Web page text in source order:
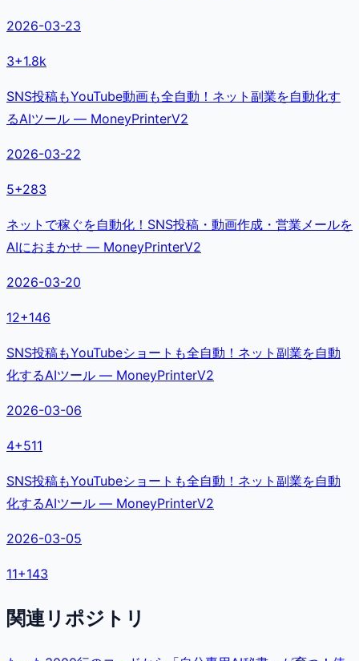
2026-03-23
3+1.8k
SNS投稿もYouTube動画も全自動！ネット副業を自動化す
るAIツール — MoneyPrinterV2
2026-03-22
5+283
ネットで稼ぐを自動化！SNS投稿・動画作成・営業メールを
AIにおまかせ — MoneyPrinterV2
2026-03-20
12+146
SNS投稿もYouTubeショートも全自動！ネット副業を自動
化するAIツール — MoneyPrinterV2
2026-03-06
4+511
SNS投稿もYouTubeショートも全自動！ネット副業を自動
化するAIツール — MoneyPrinterV2
2026-03-05
11+143
関連リポジトリ